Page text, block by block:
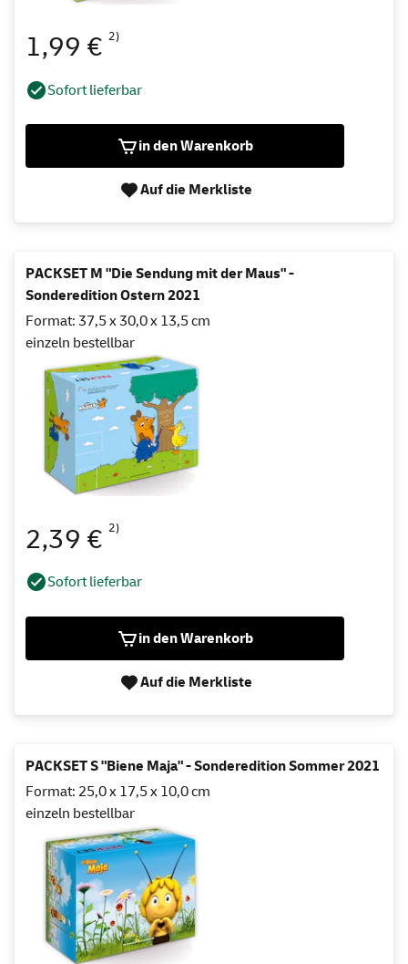
1,99 € 2)
Sofort lieferbar
in den Warenkorb
Auf die Merkliste
PACKSET M "Die Sendung mit der Maus" -
Sonderedition Ostern 2021
Format: 37,5 x 30,0 x 13,5 cm
einzeln bestellbar
2,39 € 2)
Sofort lieferbar
in den Warenkorb
Auf die Merkliste
PACKSET S "Biene Maja" - Sonderedition Sommer 2021
Format: 25,0 x 17,5 x 10,0 cm
einzeln bestellbar